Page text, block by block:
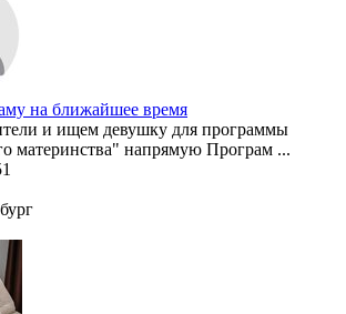
на ближайшее время
и ищем девушку для программы
материнства" напрямую Програм ...